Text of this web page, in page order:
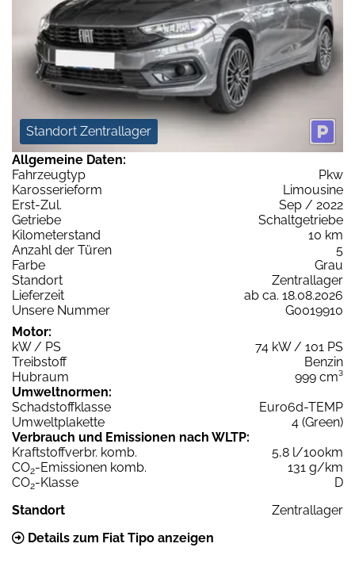
Standort Zentrallager
Allgemeine Daten:
Fahrzeugtyp
Pkw
Karosserieform
Limousine
Erst-Zul.
Sep / 2022
Getriebe
Schaltgetriebe
Kilometerstand
10 km
Anzahl der Türen
5
Farbe
Grau
Standort
Zentrallager
Lieferzeit
ab ca. 18.08.2026
Unsere Nummer
G0019910
Motor:
kW / PS
74 kW / 101 PS
Treibstoff
Benzin
Hubraum
999 cm³
Umweltnormen:
Schadstoffklasse
Euro6d-TEMP
Umweltplakette
4 (Green)
Verbrauch und Emissionen nach WLTP:
Kraftstoffverbr. komb.
5,8 l/100km
CO2-Emissionen komb.
131 g/km
CO2-Klasse
D
Standort
Zentrallager
Details zum Fiat Tipo anzeigen